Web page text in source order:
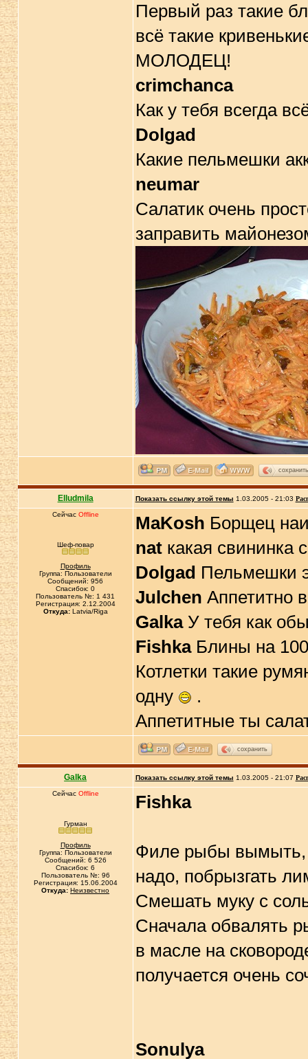
Первый раз такие
всё такие
МОЛОДЕЦ!
crimchanca
Как у тебя всегда
Dolgad
Какие пельмешки
neumar
Салатик очень
заправить
сохранить
Elludmila Показать ссылку этой темы 1.03.2005 - 21:03
Сейчас Offline
Шеф-повар
Профиль
Группа: Пользователи
Сообщений: 956
Спасибок: 0
Пользователь №: 1 431
Регистрация: 2.12.2004
Откуда:Latvia/Riga
MaKosh Борщец
natкакая свининка
Dolgad Пельмешки
Julchen Аппетитно
GalkaУ тебя как
FishkaБлины на
Котлетки такие
одну
.
Аппетитные ты
сохранить
Galka Показать ссылку этой темы 1.03.2005 - 21:07
Сейчас Offline
Гурман
Профиль
Группа: Пользователи
Сообщений: 6 526
Спасибок: 6
Пользователь №: 96
Регистрация: 15.06.2004
Откуда: Неизвестно
Fishka
Филе рыбы вымыть,
надо, побрызгать
Смешать муку с
Сначала обвалять
в масле на
получается очень
Sonulya